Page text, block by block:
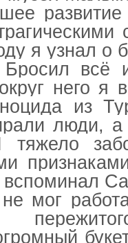
развитие
я узнал о
всё
него я
из
люди,
вспоминал
мог